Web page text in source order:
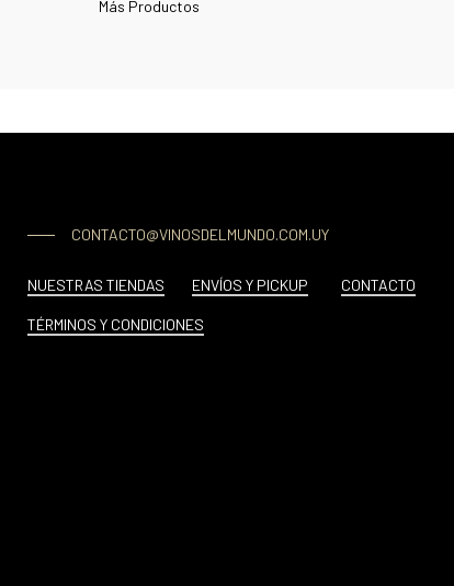
Más Productos
CONTACTO@VINOSDELMUNDO.COM.UY
NUESTRAS TIENDAS ENVÍOS Y PICKUP CONTACTO
TÉRMINOS Y CONDICIONES